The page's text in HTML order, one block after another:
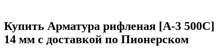
Купить Арматура рифленая [А-3 500С]
14 мм с доставкой по Пионерском